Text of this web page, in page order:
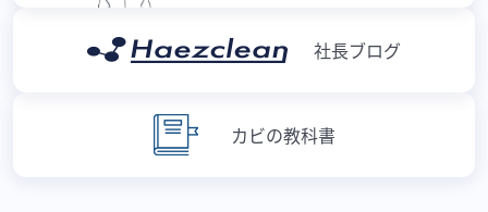
カビの教科書
社長ブログ